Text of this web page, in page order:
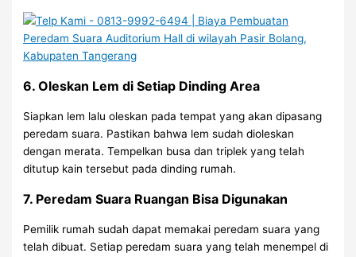
6. Oleskan Lem di Setiap Dinding Area
Siapkan lem lalu oleskan pada tempat yang akan dipasang
peredam suara. Pastikan bahwa lem sudah dioleskan
dengan merata. Tempelkan busa dan triplek yang telah
ditutup kain tersebut pada dinding rumah.
7. Peredam Suara Ruangan Bisa Digunakan
Pemilik rumah sudah dapat memakai peredam suara yang
telah dibuat. Setiap peredam suara yang telah menempel di